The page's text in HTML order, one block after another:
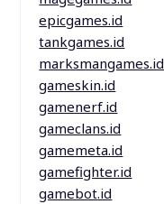
epicgames.id
tankgames.id
marksmangames.id
gameskin.id
gamenerf.id
gameclans.id
gamemeta.id
gamefighter.id
gamebot.id